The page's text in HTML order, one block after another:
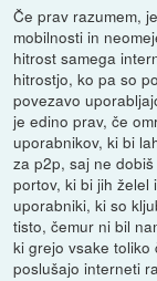
Če prav razumem,
mobilnosti in
hitrost samega
hitrostjo, ko pa so
povezavo
je edino prav, če
uporabnikov, ki bi
za p2p, saj ne
portov, ki bi jih želel
uporabniki, ki so
tisto, čemur ni bil
ki grejo vsake
poslušajo interneti